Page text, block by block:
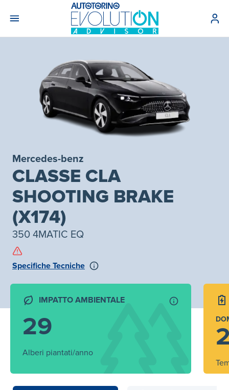
Mercedes-benz
CLASSE CLA
SHOOTING BRAKE
(X174)
350 4MATIC EQ
Specifiche Tecniche
IMPATTO AMBIENTALE
29
Alberi piantati/anno